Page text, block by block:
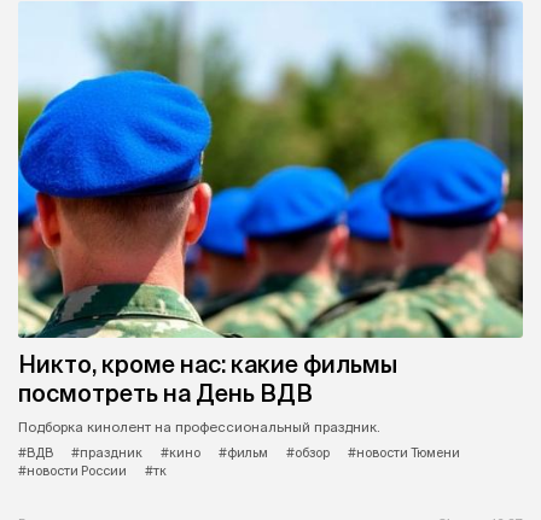
Никто, кроме нас: какие фильмы
посмотреть на День ВДВ
Подборка кинолент на профессиональный праздник.
#ВДВ
#праздник #кино #фильм #обзор
#новости Тюмени
#новости России
#тк